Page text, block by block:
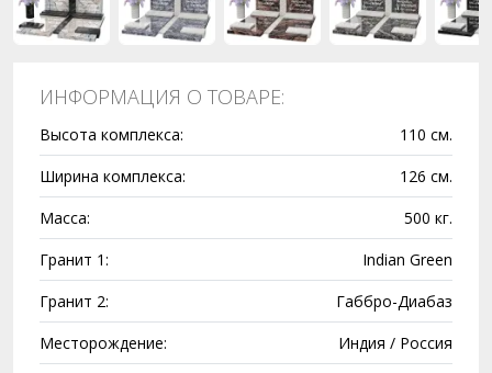
ИНФОРМАЦИЯ О ТОВАРЕ:
Высота комплекса:
110 см.
Ширина комплекса:
126 см.
Масса:
500 кг.
Гранит 1:
Indian Green
Гранит 2:
Габбро-Диабаз
Месторождение:
Индия / Россия